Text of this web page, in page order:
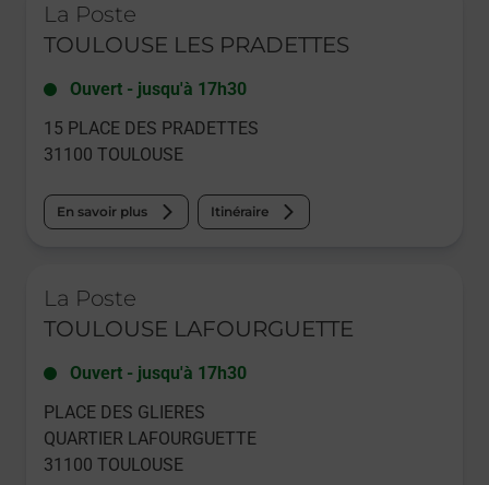
La Poste
TOULOUSE LES PRADETTES
Ouvert - jusqu'à 17h30
15 PLACE DES PRADETTES
31100 TOULOUSE
En savoir plus Itinéraire
La Poste
TOULOUSE LAFOURGUETTE
Ouvert - jusqu'à 17h30
PLACE DES GLIERES
QUARTIER LAFOURGUETTE
31100 TOULOUSE